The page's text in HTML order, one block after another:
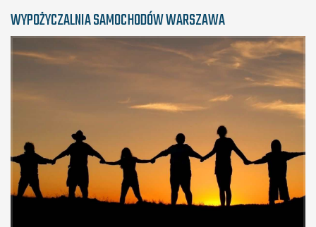
WYPOŻYCZALNIA SAMOCHODÓW WARSZAWA